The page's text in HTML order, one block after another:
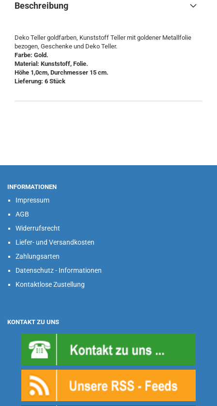
Beschreibung
Deko Teller goldfarben, Kunststoff Teller mit goldener Metallfolie
bezogen, Geschenke und Deko Teller.
Farbe: Gold.
Material: Kunststoff, Folie.
Höhe 1,0cm, Durchmesser 15 cm.
Lieferung: 6 Stück
INFORMATIONEN
Impressum
AGB
Widerrufsrecht
Liefer- und Versandkosten
Zahlungsarten
Datenschutz - Informationen
Kontaktlose Zustellung
KONTAKT ZU UNS